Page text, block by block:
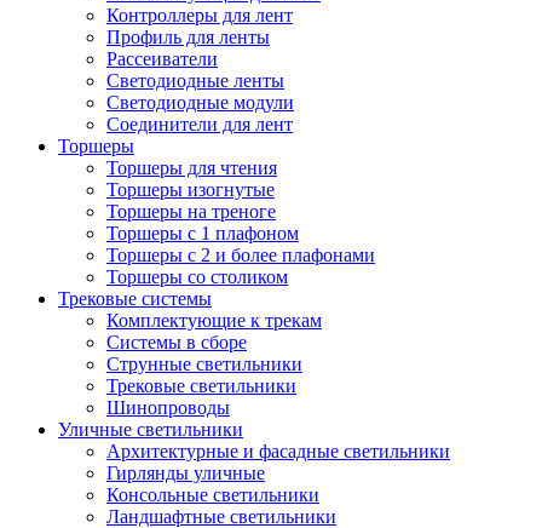
Контроллеры для лент
Профиль для ленты
Рассеиватели
Светодиодные ленты
Светодиодные модули
Соединители для лент
Торшеры
Торшеры для чтения
Торшеры изогнутые
Торшеры на треноге
Торшеры с 1 плафоном
Торшеры с 2 и более плафонами
Торшеры со столиком
Трековые системы
Комплектующие к трекам
Системы в сборе
Струнные светильники
Трековые светильники
Шинопроводы
Уличные светильники
Архитектурные и фасадные светильники
Гирлянды уличные
Консольные светильники
Ландшафтные светильники